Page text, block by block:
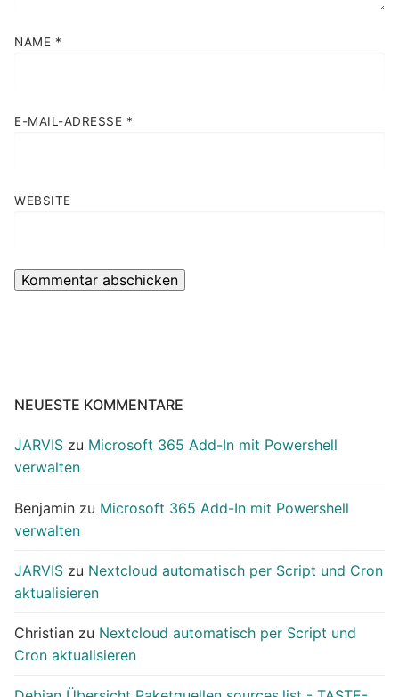
NAME *
E-MAIL-ADRESSE *
WEBSITE
NEUESTE KOMMENTARE
JARVIS zu Microsoft 365 Add-In mit Powershell
verwalten
Benjamin zu Microsoft 365 Add-In mit Powershell
verwalten
JARVIS zu Nextcloud automatisch per Script und Cron
aktualisieren
Christian zu Nextcloud automatisch per Script und
Cron aktualisieren